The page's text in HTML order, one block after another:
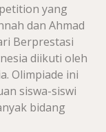
yang
dan Ahmad
Berprestasi
diikuti oleh
Olimpiade ini
siswa-siswi
bidang